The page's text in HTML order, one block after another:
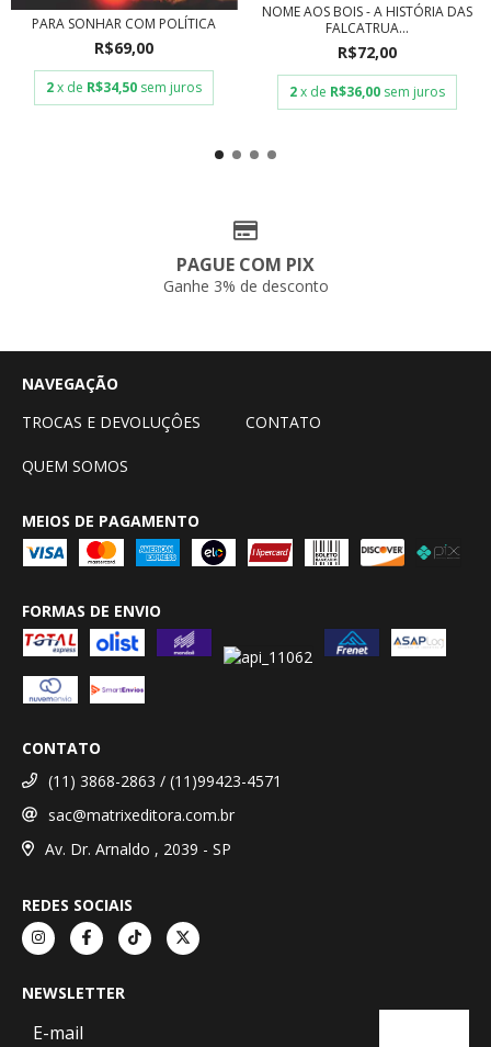
PARA SONHAR COM POLÍTICA
R$69,00
2x de R$34,50 sem juros
NOME AOS BOIS - A HISTÓRIA DAS
FALCATRUA...
R$72,00
2x de R$36,00 sem juros
PAGUE COM PIX
Ganhe 3% de desconto
NAVEGAÇÃO
TROCAS E DEVOLUÇÔES
CONTATO
QUEM SOMOS
MEIOS DE PAGAMENTO
FORMAS DE ENVIO
CONTATO
(11) 3868-2863 / (11)99423-4571
sac@matrixeditora.com.br
Av. Dr. Arnaldo , 2039 - SP
REDES SOCIAIS
NEWSLETTER